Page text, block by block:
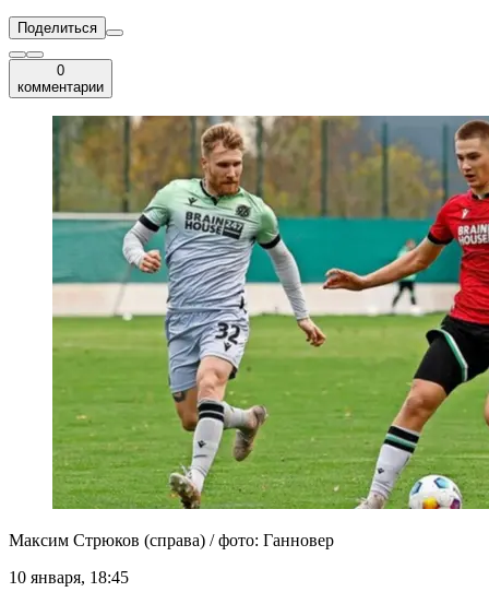
Поделиться
0
комментарии
Максим Стрюков (справа) / фото: Ганновер
10 января, 18:45